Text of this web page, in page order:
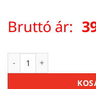
Bruttó ár:
Schuller